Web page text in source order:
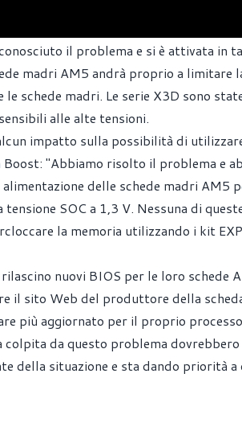
il problema e si è attivata in
madri AM5 andrà proprio a limitare
schede madri. Le serie X3D sono
alle alte tensioni.
impatto sulla possibilità di
"Abbiamo risolto il problema e
delle schede madri AM5
SOC a 1,3 V. Nessuna di
la memoria utilizzando i kit
nuovi BIOS per le loro schede
il sito Web del produttore della
più aggiornato per il proprio
da questo problema
della situazione e sta dando priorità a